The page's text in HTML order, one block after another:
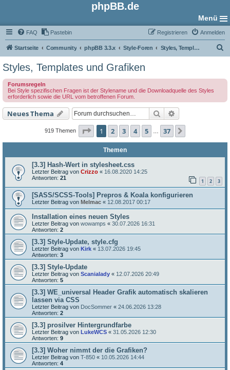
phpBB.de
Menü
FAQ Pastebin Anmelden
Registrieren
Startseite Community phpBB 3.3.x Style-Foren Styles, Templates und Grafiken
Styles, Templates und Grafiken
Forumsregeln
Bei Style spezifischen Fragen ist der Stylename und die Downloadquelle des Styles
erforderlich sowie die URL vom betroffenen Forum.
Neues Thema Suche
919 Themen Seite 1von 37
1 2 3 4 5 37
Themen
[3.3] Hash-Wert in stylesheet.css
Letzter Beitrag von Crizzo « 16.08.2020 14:25
Antworten: 21 1 2 3
[SASS/SCSS-Tools] Prepros & Koala konfigurieren
Letzter Beitrag von Melmac « 12.08.2017 00:17
Installation eines neuen Styles
Letzter Beitrag von wowamps « 30.07.2026 16:31
Antworten: 2
[3.3] Style-Update, style.cfg
Letzter Beitrag von Kirk « 13.07.2026 19:45
Antworten: 3
[3.3] Style-Update
Letzter Beitrag von Scanialady « 12.07.2026 20:49
Antworten: 5
[3.3] WE_universal Header Grafik automatisch skalieren
lassen via CSS
Letzter Beitrag von DocSommer « 24.06.2026 13:28
Antworten: 2
[3.3] prosilver Hintergrundfarbe
Letzter Beitrag von LukeWCS « 31.05.2026 12:30
Antworten: 9
[3.3] Woher nimmt der die Grafiken?
Letzter Beitrag von T-850 « 10.05.2026 14:44
Antworten: 4